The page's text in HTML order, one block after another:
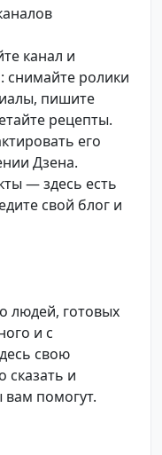
канал и
снимайте ролики
пишите
рецепты.
его
Дзена.
— здесь есть
свой блог и
людей, готовых
и с
свою
сказать и
помогут.